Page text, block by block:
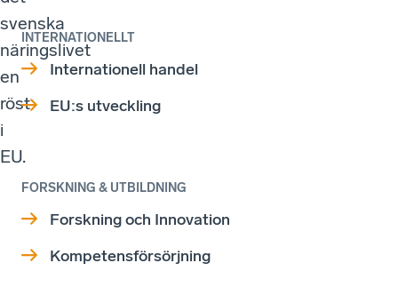
svenska
näringslivet
en
röst
i
EU.
INTERNATIONELLT
Internationell handel
EU:s utveckling
FORSKNING & UTBILDNING
Forskning och Innovation
Kompetensförsörjning